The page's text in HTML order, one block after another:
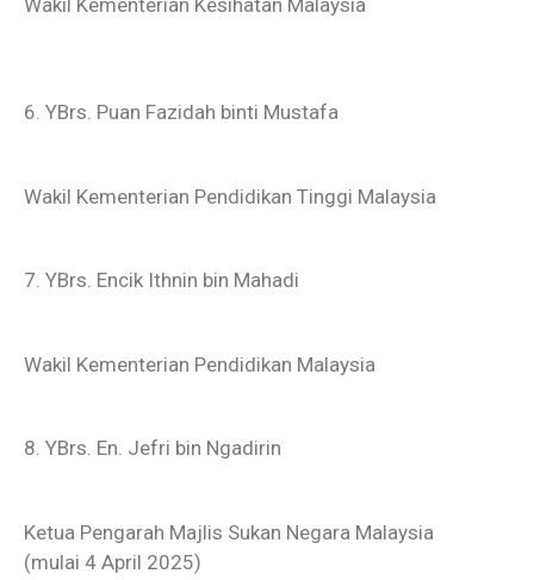
6. YBrs. Puan Fazidah binti Mustafa
Wakil Kementerian Pendidikan Tinggi Malaysia
7. YBrs. Encik Ithnin bin Mahadi
Wakil Kementerian Pendidikan Malaysia
8. YBrs. En. Jefri bin Ngadirin
Ketua Pengarah Majlis Sukan Negara Malaysia
(mulai 4 April 2025)